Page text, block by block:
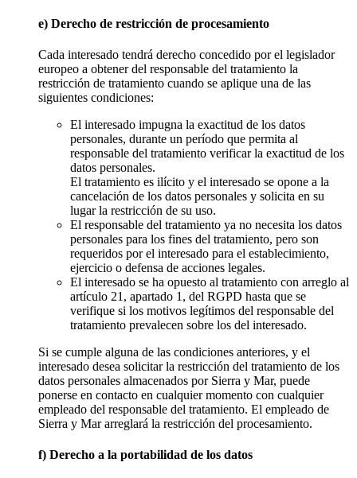
e) Derecho de restricción de procesamiento
Cada interesado tendrá derecho concedido por el legislador
europeo a obtener del responsable del tratamiento la
restricción de tratamiento cuando se aplique una de las
siguientes condiciones:
El interesado impugna la exactitud de los datos
personales, durante un período que permita al
responsable del tratamiento verificar la exactitud de los
datos personales.
El tratamiento es ilícito y el interesado se opone a la
cancelación de los datos personales y solicita en su
lugar la restricción de su uso.
El responsable del tratamiento ya no necesita los datos
personales para los fines del tratamiento, pero son
requeridos por el interesado para el establecimiento,
ejercicio o defensa de acciones legales.
El interesado se ha opuesto al tratamiento con arreglo al
artículo 21, apartado 1, del RGPD hasta que se
verifique si los motivos legítimos del responsable del
tratamiento prevalecen sobre los del interesado.
Si se cumple alguna de las condiciones anteriores, y el
interesado desea solicitar la restricción del tratamiento de los
datos personales almacenados por Sierra y Mar, puede
ponerse en contacto en cualquier momento con cualquier
empleado del responsable del tratamiento. El empleado de
Sierra y Mar arreglará la restricción del procesamiento.
f) Derecho a la portabilidad de los datos